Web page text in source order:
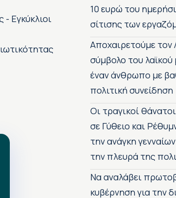
- Εγκύκλιοι
10 ευρώ του
σίτισης των
Αποχαιρετούμε τον
σύμβολο του λαϊκού
έναν άνθρωπο με
πολιτική συνείδηση
Οι τραγικοί
σε Γύθειο και
την ανάγκη
την πλευρά της
Να αναλάβει
κυβέρνηση για την